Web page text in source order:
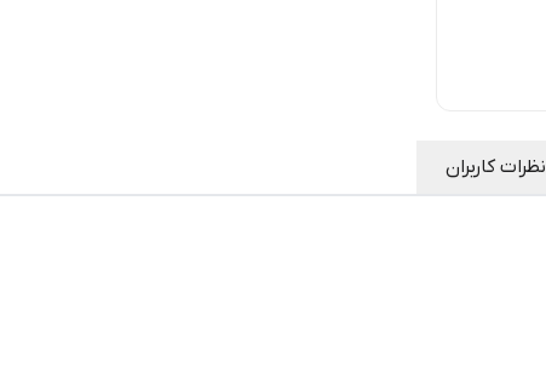
نظرات کاربران